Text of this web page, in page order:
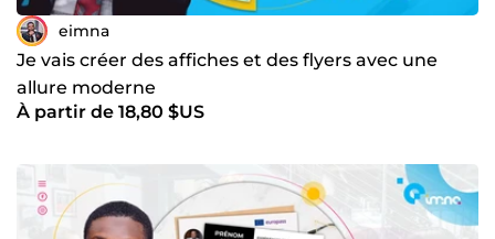
eimna
Je vais créer des affiches et des flyers avec une
allure moderne
À partir de 18,80 $US